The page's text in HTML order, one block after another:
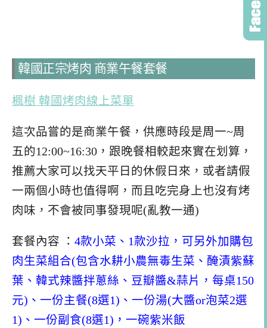
韓國正宗烤肉 商業午餐套餐
楓樹 韓國烤肉線上菜單
這次品嘗的是商業午餐，供應時段是周一~周
五的12:00~16:30，跟晚餐相較起來實在划算，
推薦大家可以找天平日的休假日來，或者請假
一兩個小時也值得啊，而且吃完身上也沒有烤
肉味，不會被同事發現呢(亂教一通)
套餐內容 ： 4款小菜、1款沙拉，可另外加購包
肉生菜組合(包含水耕小農無毒生菜、醃漬紫蘇
葉、韓式辣醬拌蔥絲、豆瓣醬&蒜片，每桌150
元)、一份主餐(8選1)、一份湯(大醬or泡菜2選
1)、一份副食(8選1)，一碗紫米飯